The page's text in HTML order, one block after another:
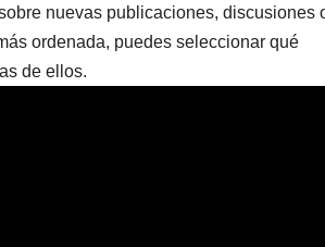
nuevas publicaciones, discusiones
ordenada, puedes seleccionar qué
de ellos.